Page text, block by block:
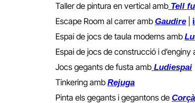
Taller de pintura en vertical amb Tell
Escape Room al carrer amb Gaudire
Espai de jocs de taula moderns amb
Espai de jocs de construcció i d’enginy
Jocs gegants de fusta amb Ludiespai
Tinkering amb Rejuga
Pinta els gegants i gegantons de Corçà